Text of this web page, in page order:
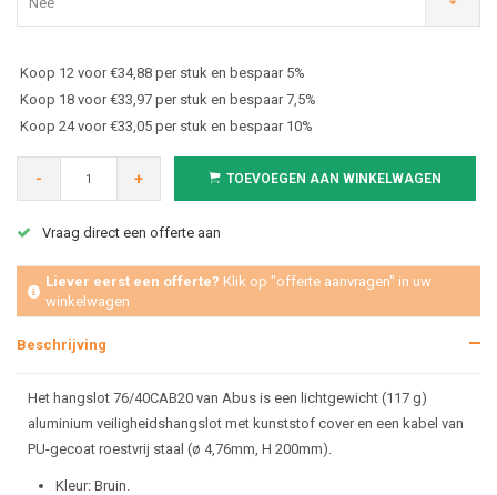
Koop 12 voor €34,88 per stuk en bespaar 5%
Koop 18 voor €33,97 per stuk en bespaar 7,5%
Koop 24 voor €33,05 per stuk en bespaar 10%
- + TOEVOEGEN AAN WINKELWAGEN
Vraag direct een offerte aan
Liever eerst een offerte? Klik op "offerte aanvragen" in uw
winkelwagen
Beschrijving
Het hangslot 76/40CAB20 van Abus is een lichtgewicht (117 g)
aluminium veiligheidshangslot met kunststof cover en een kabel van
PU-gecoat roestvrij staal (ø 4,76mm, H 200mm).
Kleur: Bruin.